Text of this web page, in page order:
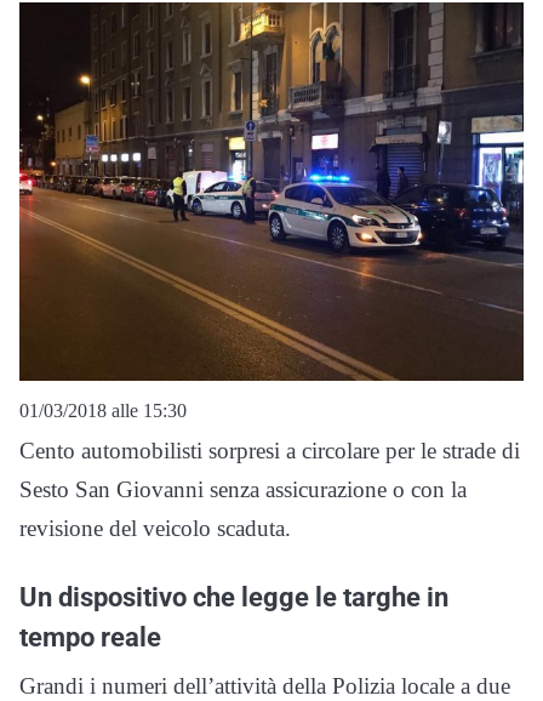
01/03/2018 alle 15:30
Cento automobilisti sorpresi a circolare per le strade di
Sesto San Giovanni senza assicurazione o con la
revisione del veicolo scaduta.
Un dispositivo che legge le targhe in
tempo reale
Grandi i numeri dell’attività della Polizia locale a due